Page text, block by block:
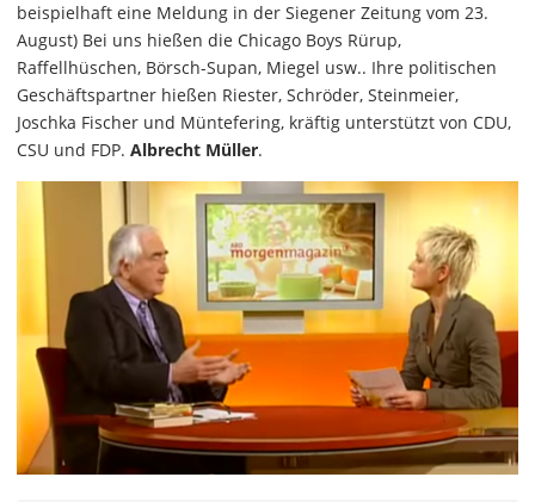
beispielhaft eine Meldung in der Siegener Zeitung vom 23.
August) Bei uns hießen die Chicago Boys Rürup,
Raffellhüschen, Börsch-Supan, Miegel usw.. Ihre politischen
Geschäftspartner hießen Riester, Schröder, Steinmeier,
Joschka Fischer und Müntefering, kräftig unterstützt von CDU,
CSU und FDP. Albrecht Müller.